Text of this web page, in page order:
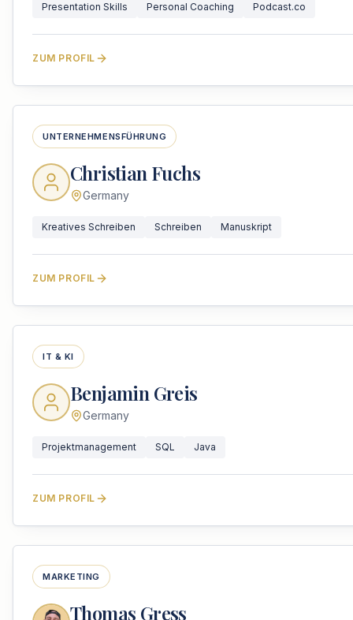
Presentation Skills Personal Coaching Podcast.co
ZUM PROFIL
UNTERNEHMENSFÜHRUNG
Christian Fuchs
Germany
Kreatives Schreiben Schreiben Manuskript
ZUM PROFIL
IT & KI
Benjamin Greis
Germany
Projektmanagement SQL Java
ZUM PROFIL
MARKETING
Thomas Gress